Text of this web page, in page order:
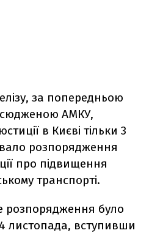
за попередньою
АМКУ,
в Києві тільки 3
розпорядження
про підвищення
транспорті.
розпорядження було
листопада, вступивши